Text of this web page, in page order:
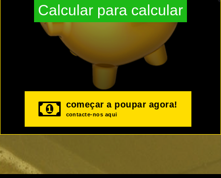
Calcular para calcular
começar a poupar agora!
contacte-nos aqui